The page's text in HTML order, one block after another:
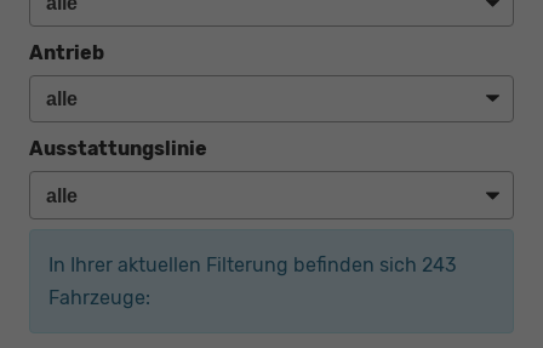
Antrieb
Ausstattungslinie
In Ihrer aktuellen Filterung befinden sich 243
Fahrzeuge: